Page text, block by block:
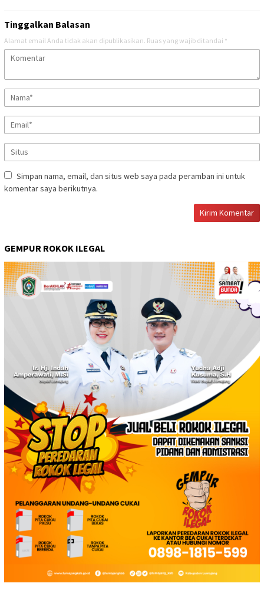
Tinggalkan Balasan
Alamat email Anda tidak akan dipublikasikan. Ruas yang wajib ditandai *
Simpan nama, email, dan situs web saya pada peramban ini untuk
komentar saya berikutnya.
GEMPUR ROKOK ILEGAL